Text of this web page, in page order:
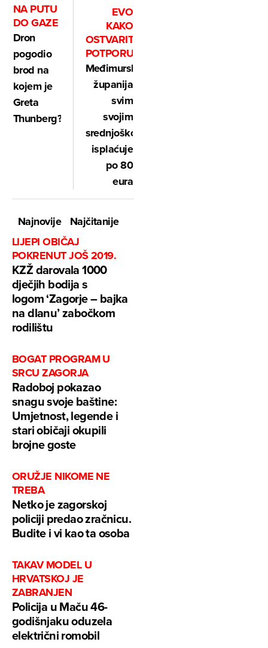
NA PUTU
DO GAZE
Dron
pogodio
brod na
kojem je
Greta
Thunberg?!
EVO
KAKO
OSTVARITI
POTPORU
Međimurska
županija
svim
svojim
srednjoškolcima
isplaćuje
po 80
eura
Najnovije
Najčitanije
LIJEPI OBIČAJ
POKRENUT JOŠ 2019.
KZŽ darovala 1000
dječjih bodija s
logom ‘Zagorje – bajka
na dlanu’ zabočkom
rodilištu
BOGAT PROGRAM U
SRCU ZAGORJA
Radoboj pokazao
snagu svoje baštine:
Umjetnost, legende i
stari običaji okupili
brojne goste
ORUŽJE NIKOME NE
TREBA
Netko je zagorskoj
policiji predao zračnicu.
Budite i vi kao ta osoba
TAKAV MODEL U
HRVATSKOJ JE
ZABRANJEN
Policija u Maču 46-
godišnjaku oduzela
električni romobil